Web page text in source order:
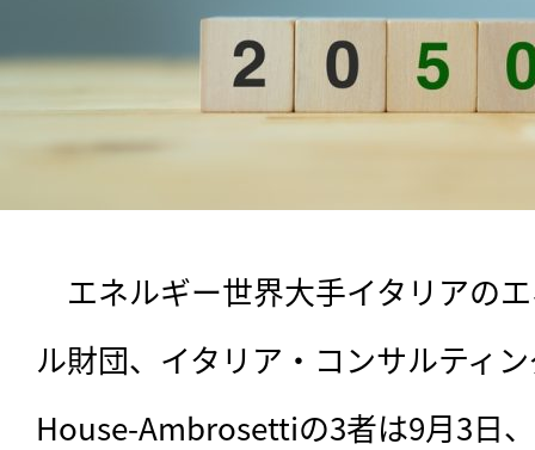
エネルギー世界大手イタリアの
ル財団、イタリア・コンサルティ
House-Ambrosettiの3者は9月3日